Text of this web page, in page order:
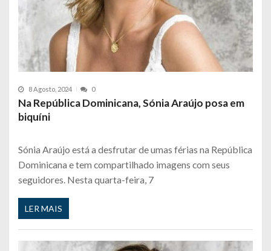
8 Agosto, 2024 0
Na República Dominicana, Sónia Araújo posa em
biquíni
Sónia Araújo está a desfrutar de umas férias na República
Dominicana e tem compartilhado imagens com seus
seguidores. Nesta quarta-feira, 7
LER MAIS